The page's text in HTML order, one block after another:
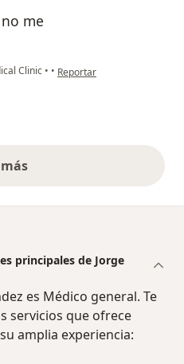
me
Clinic • • en opinión del usuario
Reportar
opiniones anteriores
principales de Jorge
es Médico general. Te
servicios que ofrece
amplia experiencia: